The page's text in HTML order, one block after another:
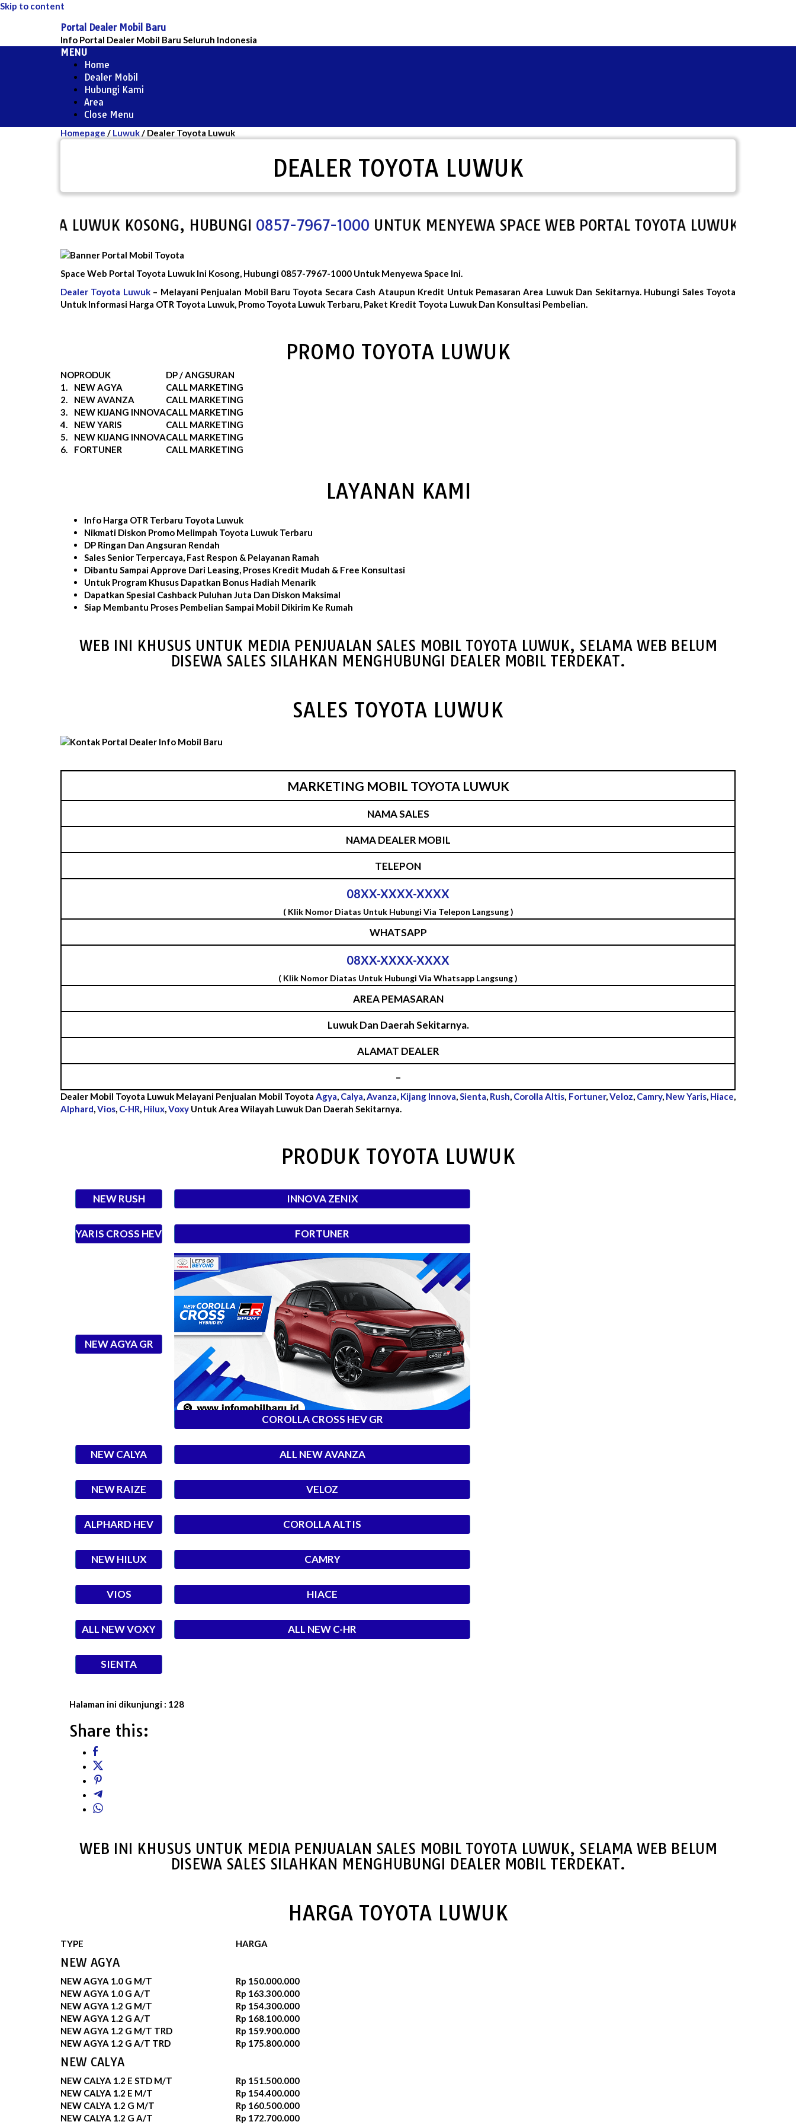
Skip to content
Portal Dealer Mobil Baru
Info Portal Dealer Mobil Baru Seluruh Indonesia
MENU
Home
Dealer Mobil
Hubungi Kami
Area
Close Menu
Homepage / Luwuk/ Dealer Toyota Luwuk
DEALER TOYOTA LUWUK
TOYOTA LUWUK KOSONG, HUBUNGI0857-7967-1000UNTUK MENYEWA SPACE WEB PORTAL TOYOTA LUWUK.
Space Web Portal Toyota Luwuk Ini Kosong, Hubungi 0857-7967-1000 Untuk Menyewa Space Ini.
Dealer Toyota Luwuk– Melayani Penjualan Mobil Baru Toyota Secara Cash Ataupun Kredit Untuk Pemasaran Area Luwuk Dan Sekitarnya. Hubungi Sales Toyota
Untuk Informasi Harga OTR Toyota Luwuk, Promo Toyota Luwuk Terbaru, Paket Kredit Toyota Luwuk Dan Konsultasi Pembelian.
PROMO TOYOTA LUWUK
NOPRODUK
DP / ANGSURAN
1.
NEW AGYA
CALL MARKETING
2.
NEW AVANZA
CALL MARKETING
3.
NEW KIJANG INNOVACALL MARKETING
4.
NEW YARIS
CALL MARKETING
5.
NEW KIJANG INNOVACALL MARKETING
6.
FORTUNER CALL MARKETING
LAYANAN KAMI
Info Harga OTR Terbaru Toyota Luwuk
Nikmati Diskon Promo Melimpah Toyota Luwuk Terbaru
DP Ringan Dan Angsuran Rendah
Sales Senior Terpercaya, Fast Respon & Pelayanan Ramah
Dibantu Sampai Approve Dari Leasing, Proses Kredit Mudah & Free Konsultasi
Untuk Program Khusus Dapatkan Bonus Hadiah Menarik
Dapatkan Spesial Cashback Puluhan Juta Dan Diskon Maksimal
Siap Membantu Proses Pembelian Sampai Mobil Dikirim Ke Rumah
WEB INI KHUSUS UNTUK MEDIA PENJUALAN SALES MOBIL TOYOTA LUWUK, SELAMA WEB BELUM
DISEWA SALES SILAHKAN MENGHUBUNGI DEALER MOBIL TERDEKAT.
SALES TOYOTA LUWUK
MARKETING MOBIL TOYOTA LUWUK
NAMA SALES
NAMA DEALER MOBIL
TELEPON
08XX-XXXX-XXXX
( Klik Nomor Diatas Untuk Hubungi Via Telepon Langsung )
WHATSAPP
08XX-XXXX-XXXX
( Klik Nomor Diatas Untuk Hubungi Via Whatsapp Langsung )
AREA PEMASARAN
Luwuk Dan Daerah Sekitarnya.
ALAMAT DEALER
–
Dealer Mobil Toyota Luwuk Melayani Penjualan Mobil Toyota Agya, Calya,Avanza, Kijang Innova,Sienta, Rush, Corolla Altis, Fortuner,Veloz, Camry, New Yaris, Hiace,
Alphard,Vios, C-HR, Hilux,Voxy Untuk Area Wilayah Luwuk Dan Daerah Sekitarnya.
PRODUK TOYOTA LUWUK
NEW RUSH INNOVA ZENIX
YARIS CROSS HEV FORTUNER
NEW AGYA GR
COROLLA CROSS HEV GR
NEW CALYA ALL NEW AVANZA
NEW RAIZE VELOZ
ALPHARD HEV COROLLA ALTIS
NEW HILUX CAMRY
VIOS HIACE
ALL NEW VOXY ALL NEW C-HR
SIENTA
Halaman ini dikunjungi : 128
Share this:
WEB INI KHUSUS UNTUK MEDIA PENJUALAN SALES MOBIL TOYOTA LUWUK, SELAMA WEB BELUM
DISEWA SALES SILAHKAN MENGHUBUNGI DEALER MOBIL TERDEKAT.
HARGA TOYOTA LUWUK
TYPE HARGA
NEW AGYA
NEW AGYA 1.0 G M/T
Rp 150.000.000
NEW AGYA 1.0 G A/T
Rp 163.300.000
NEW AGYA 1.2 G M/T
Rp 154.300.000
NEW AGYA 1.2 G A/T
Rp 168.100.000
NEW AGYA 1.2 G M/T TRD
Rp 159.900.000
NEW AGYA 1.2 G A/T TRD
Rp 175.800.000
NEW CALYA
NEW CALYA 1.2 E STD M/T
Rp 151.500.000
NEW CALYA 1.2 E M/T
Rp 154.400.000
NEW CALYA 1.2 G M/T
Rp 160.500.000
NEW CALYA 1.2 G A/T
Rp 172.700.000